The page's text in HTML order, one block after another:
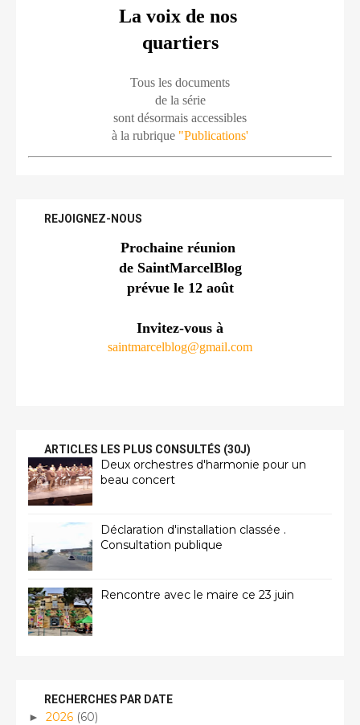
La voix de nos
quartiers
Tous les documents
de la série
sont désormais accessibles
à la rubrique "Publications'
REJOIGNEZ-NOUS
Prochaine réunion
de SaintMarcelBlog
prévue le 12 août
Invitez-vous à
saintmarcelblog@gmail.com
ARTICLES LES PLUS CONSULTÉS (30J)
Deux orchestres d'harmonie pour un
beau concert
Déclaration d'installation classée .
Consultation publique
Rencontre avec le maire ce 23 juin
RECHERCHES PAR DATE
► 2026 (60)